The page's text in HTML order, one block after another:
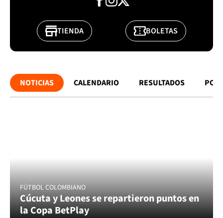
TIENDA BOLETAS
NOTICIAS CALENDARIO RESULTADOS
FÚTBOL COLOMBIANO
Cúcuta y Leones se repartieron puntos en
la Copa BetPlay